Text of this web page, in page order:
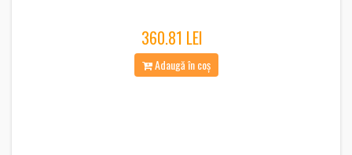
360.81 LEI
Adaugă în coș